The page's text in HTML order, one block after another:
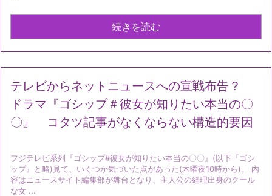
続きを読む
テレビからネットニュースへの宣戦布告？
ドラマ『ゴシップ＃彼女が知りたい本当の〇
〇』 コタツ記事がなくならない構造的要因
フジテレビ系列『ゴシップ#彼女が知りたい本当の〇〇』(以下『ゴシ
ップ』と略)見て、いくつか気づいた点があった(木曜夜10時から)。 内
容はニュースサイト編集部が舞台となり、主人公の経理出身のクール
な女 ...